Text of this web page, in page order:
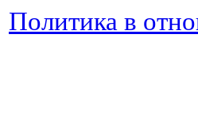
Политика в